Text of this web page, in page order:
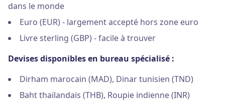
dans le monde
Euro (EUR) - largement accepté hors zone euro
Livre sterling (GBP) - facile à trouver
Devises disponibles en bureau spécialisé :
Dirham marocain (MAD), Dinar tunisien (TND)
Baht thaïlandais (THB), Roupie indienne (INR)